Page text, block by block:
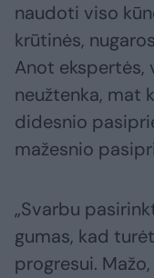
naudoti viso
krūtinės,
Anot ekspertės,
neužtenka, mat
didesnio
mažesnio
„Svarbu
gumas, kad
progresui.